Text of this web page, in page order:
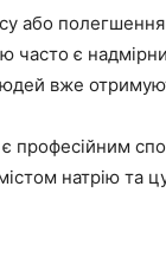
або
часто є
вже
професійним
натрію та